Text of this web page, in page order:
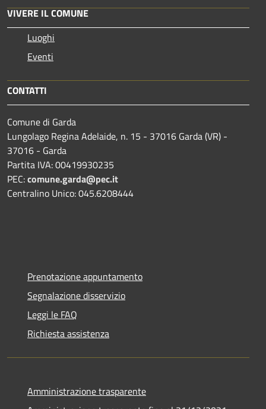
VIVERE IL COMUNE
Luoghi
Eventi
CONTATTI
Comune di Garda
Lungolago Regina Adelaide, n. 15 - 37016 Garda (VR) -
37016 - Garda
Partita IVA: 00419930235
PEC:comune.garda@pec.it
Centralino Unico: 045.6208444
Prenotazione appuntamento
Segnalazione disservizio
Leggi le FAQ
Richiesta assistenza
Amministrazione trasparente